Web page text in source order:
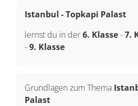
Istanbul - Topkapi Palast
lernst du in der6. Klasse-7.
-9. Klasse
Grundlagen zum Thema
Palast